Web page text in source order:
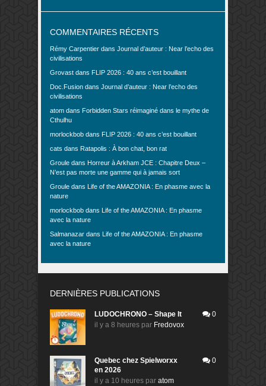
COMMENTAIRES RÉCENTS
Rémy Carpentier dans Journal d’auteur : Near l’echo des
civilisations
Grovast dans FLIP 2026 : 40 ans c’est bouillant
Doc.Fusion dans Journal d’auteur : Near l’echo des
civilisations
atom dans Forbidden Stars réimaginé dans le mythe de
Cthulhu
morlockbob dans FLIP 2026 : 40 ans c’est bouillant
cats dans Ratapolis : À bon chat, bon rat
Groule dans Horreur à Arkham JCE : Chapitre Deux –
N’est pas morte une gamme qui à jamais sort
Groule dans Life of the AMAZONIA : En phasme avec la
nature
morlockbob dans Life of the AMAZONIA : En phasme
avec la nature
Salmanazar dans Life of the AMAZONIA : En phasme
avec la nature
DERNIÈRES PUBLICATIONS
LUDOCHRONO – Shape It
il y a 8 heures par Fredovox
0
Quebec chez Spielworxx
en 2026
il y a 10 heures par atom
0